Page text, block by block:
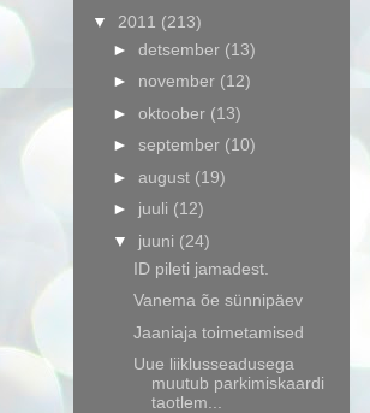
▼ 2011 (213)
► detsember (13)
► november (12)
► oktoober (13)
► september (10)
► august (19)
► juuli (12)
▼ juuni (24)
ID pileti jamadest.
Vanema õe sünnipäev
Jaaniaja toimetamised
Uue liiklusseadusega
muutub parkimiskaardi
taotlem...